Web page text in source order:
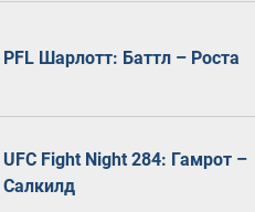
PFL Шарлотт: Баттл – Роста
UFC Fight Night 284: Гамрот –
Салкилд